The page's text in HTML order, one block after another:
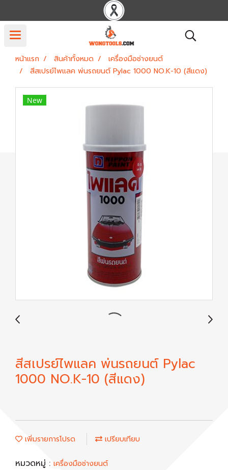
หน้าแรก สินค้าทั้งหมด
เครื่องมือช่างยนต์
สีสเปรย์ไพแลค พ่นรถยนต์ Pylac 1000 NO.K-10 (สีแดง)
New
สีสเปรย์ไพแลค พ่นรถยนต์ Pylac
1000 NO.K-10 (สีแดง)
เพิ่มรายการโปรด เปรียบเทียบ
หมวดหมู่ : เครื่องมือช่างยนต์